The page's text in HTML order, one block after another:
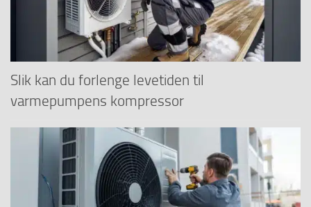
Slik kan du forlenge levetiden til
varmepumpens kompressor